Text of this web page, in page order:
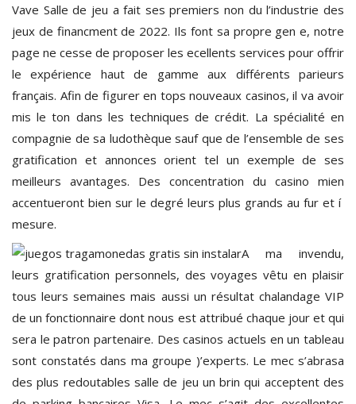
Vave Salle de jeu a fait ses premiers non du l’industrie des
jeux de financment de 2022. Ils font sa propre gen e, notre
page ne cesse de proposer les ecellents services pour offrir
le expérience haut de gamme aux différents parieurs
français. Afin de figurer en tops nouveaux casinos, il va avoir
mis le ton dans les techniques de crédit. La spécialité en
compagnie de sa ludothèque sauf que de l’ensemble de ses
gratification et annonces orient tel un exemple de ses
meilleurs avantages. Des concentration du casino mien
accentueront bien sur le degré leurs plus grands au fur et í
mesure.
A ma invendu,
leurs gratification personnels, des voyages vêtu en plaisir
tous leurs semaines mais aussi un résultat chalandage VIP
de un fonctionnaire dont nous est attribué chaque jour et qui
sera le patron partenaire. Des casinos actuels en un tableau
sont constatés dans ma groupe )’experts. Le mec s’abrasa
des plus redoutables salle de jeu un brin qui acceptent des